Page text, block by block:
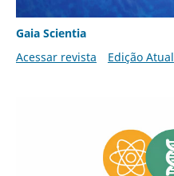
Gaia Scientia
Acessar revista
Edição Atual